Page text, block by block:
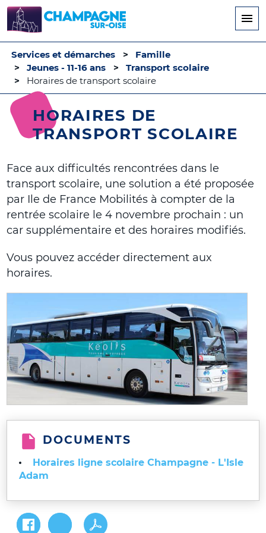
principal
Services et démarches
Famille
Jeunes - 11-16 ans
Transport scolaire
Horaires de transport scolaire
HORAIRES DE
TRANSPORT SCOLAIRE
Face aux difficultés rencontrées dans le
transport scolaire, une solution a été proposée
par Ile de France Mobilités à compter de la
rentrée scolaire le 4 novembre prochain : un
car supplémentaire et des horaires modifiés.
Vous pouvez accéder directement aux
horaires.
DOCUMENTS
Horaires ligne scolaire Champagne - L'Isle
Adam